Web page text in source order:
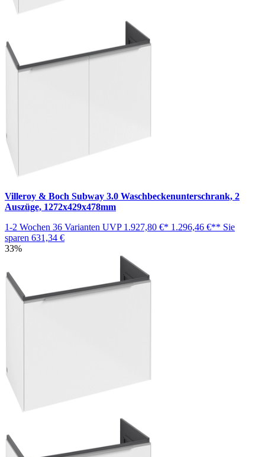
Villeroy & Boch Subway 3.0 Waschbeckenunterschrank, 2
Auszüge, 1272x429x478mm
1-2 Wochen 36 Varianten UVP 1.927,80 €* 1.296,46 €** Sie
sparen 631,34 €
33%